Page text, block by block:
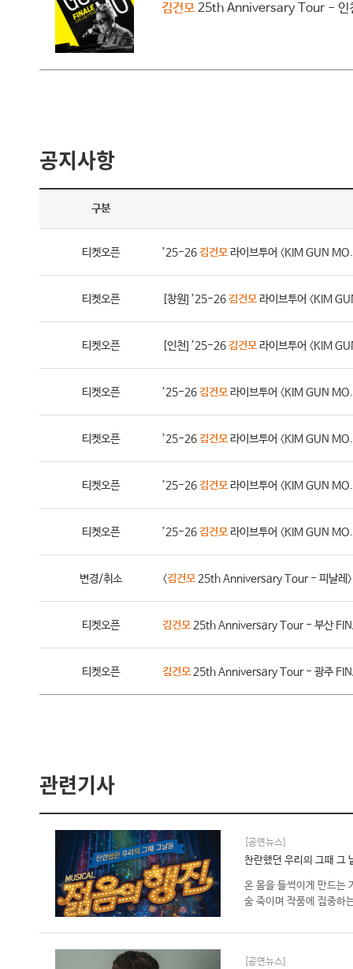
김건모 25th Anniversary Tour - 인
공지사항
구분
티켓오픈 ’25-26김건모라이브투어 〈KIM GUN
티켓오픈 [창원] ’25-26김건모라이브투어 〈KIM
티켓오픈 [인천] ’25-26김건모라이브투어 〈KIM
티켓오픈 ’25-26김건모라이브투어 〈KIM GUN
티켓오픈 ’25-26김건모라이브투어 〈KIM GUN
티켓오픈 ’25-26김건모라이브투어 〈KIM GUN
티켓오픈 ’25-26김건모라이브투어 〈KIM GUN
변경/취소 〈김건모25th Anniversary Tour - 피날레〉
티켓오픈 김건모25th Anniversary Tour - 부산
티켓오픈 김건모25th Anniversary Tour - 광주
관련기사
[공연뉴스]
찬란했던 우리의 그때 그
온 몸을 들썩이게 만드는
숨 죽이며 작품에 집중하
[공연뉴스]